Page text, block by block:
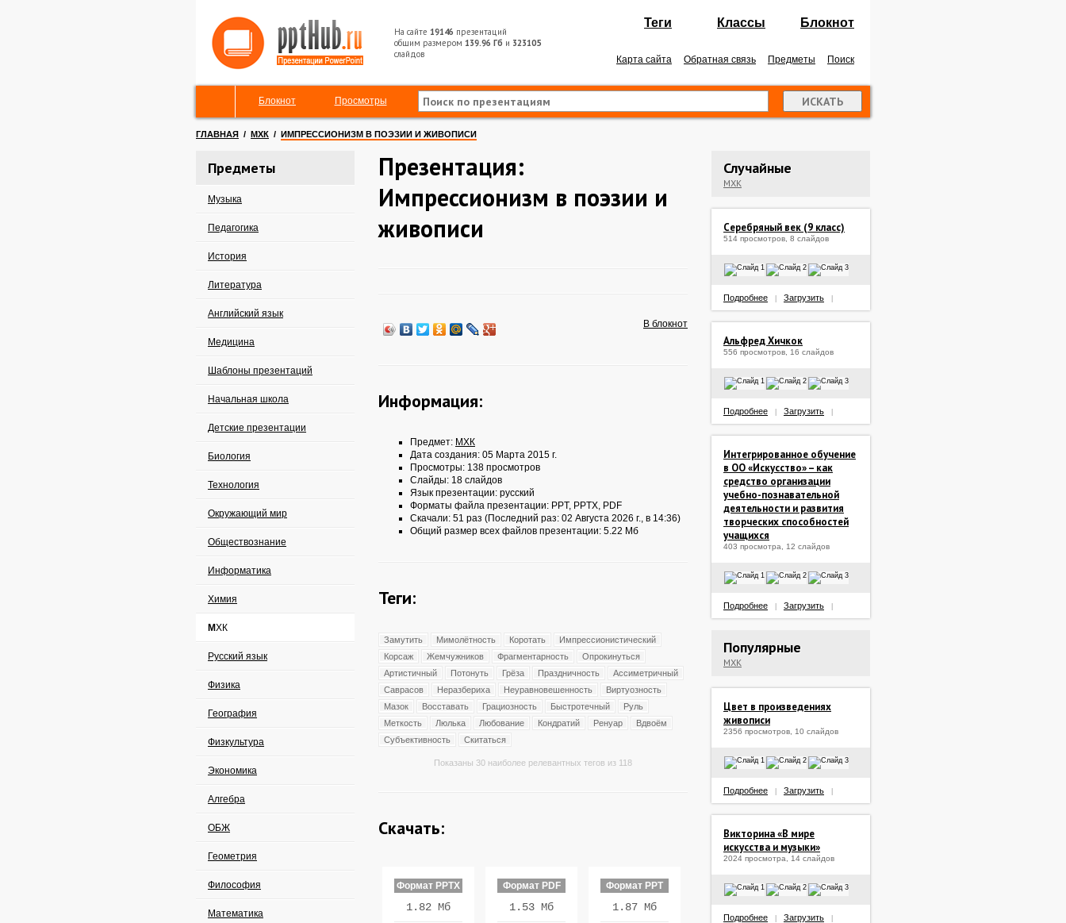
На сайте 19146 презентаций
общим размером 139.96 Гб и 323105
слайдов
Теги Классы Блокнот
Карта сайта Обратная связь Предметы Поиск
Блокнот Просмотры
ГЛАВНАЯ / МХК / ИМПРЕССИОНИЗМ В ПОЭЗИИ И ЖИВОПИСИ
Предметы
Музыка
Педагогика
История
Литература
Английский язык
Медицина
Шаблоны презентаций
Начальная школа
Детские презентации
Биология
Технология
Окружающий мир
Обществознание
Информатика
Химия
МХК
Русский язык
Физика
География
Физкультура
Экономика
Алгебра
ОБЖ
Геометрия
Философия
Математика
Презентация:
Импрессионизм в поэзии и
живописи
В блокнот
Информация:
Предмет: МХК
Дата создания: 05 Марта 2015 г.
Просмотры: 138 просмотров
Слайды: 18 слайдов
Язык презентации: русский
Форматы файла презентации: PPT, PPTX, PDF
Скачали: 51 раз (Последний раз: 02 Августа 2026 г., в 14:36)
Общий размер всех файлов презентации: 5.22 Мб
Теги:
Замутить Мимолётность Коротать
Импрессионистический
Корсаж
Жемчужников Фрагментарность
Опрокинуться
Артистичный
Потонуть Грёза Праздничность
Ассиметричный
Саврасов
Неразбериха Неуравновешенность
Виртуозность
Мазок
Восставать Грациозность Быстротечный
Руль
Меткость
Люлька Любование Кондратий Ренуар
Вдвоём
Субъективность
Скитаться
Показаны 30 наиболее релевантных тегов из 118
Скачать:
Формат PPTX
1.82 Мб
Формат PDF
1.53 Мб
Формат PPT
1.87 Мб
Случайные
МХК
Серебряный век (9 класс)
514 просмотров, 8 слайдов
Подробнее Загрузить
Альфред Хичкок
556 просмотров, 16 слайдов
Подробнее Загрузить
Интегрированное обучение
в ОО «Искусство» – как
средство организации
учебно-познавательной
деятельности и развития
творческих способностей
учащихся
403 просмотра, 12 слайдов
Подробнее Загрузить
Популярные
МХК
Цвет в произведениях
живописи
2356 просмотров, 10 слайдов
Подробнее Загрузить
Викторина «В мире
искусства и музыки»
2024 просмотра, 14 слайдов
Подробнее Загрузить